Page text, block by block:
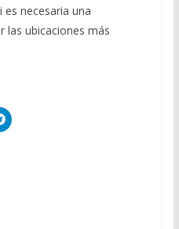
es necesaria una
las ubicaciones más